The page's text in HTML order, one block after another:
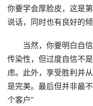
你要学会厚脸皮，这是
说话，同时也有良好的
当然，你要明白自信
传染性，但过度自信不
虑。此外，享受胜利并
是完美。最后但并非最
个客户”